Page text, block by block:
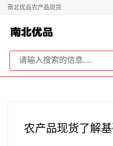
南北优品农产品现货
农产品现货了解